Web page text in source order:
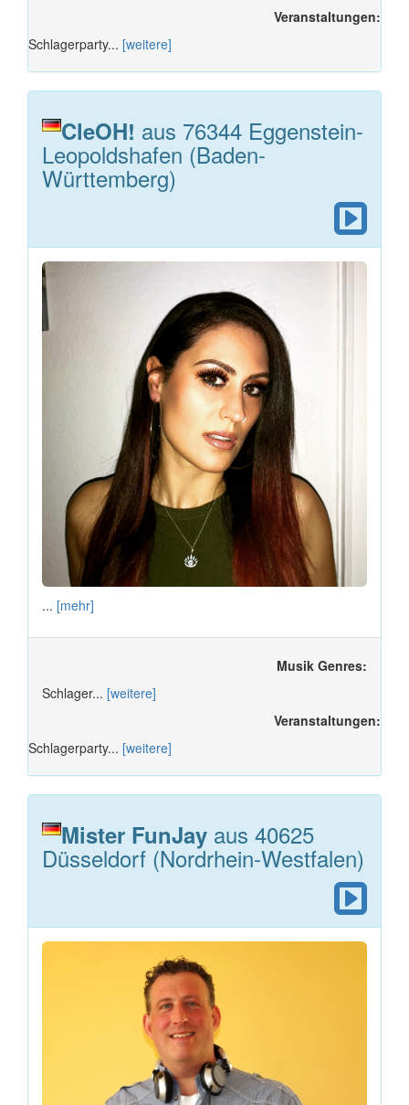
Veranstaltungen:
Schlagerparty... [weitere]
CleOH! aus 76344 Eggenstein-
Leopoldshafen (Baden-
Württemberg)
... [mehr]
Musik Genres:
Schlager... [weitere]
Veranstaltungen:
Schlagerparty... [weitere]
Mister FunJay aus 40625
Düsseldorf (Nordrhein-Westfalen)